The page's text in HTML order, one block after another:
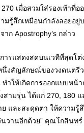
เมื่อสวมใส่รองเท้าที่
มรู้สึกเหมือนกำลังลอยอ
ก Apostrophy’s กล่าว
สดงสดบนเวทีที่สุดโต่
สัญลักษณ์ของวงดนตรีว
ให้เกิดการออกแบบหน้
ามรุ่น ได้แก่ 270, 180
และสะดุดตา ให้ความรู้สึ
นวานอีกด้วย” คุณโกสินท